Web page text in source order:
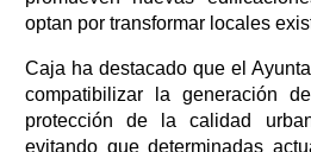
optan por transformar locales
Caja ha destacado que el
compatibilizar la generación
protección de la calidad
evitando que determinadas